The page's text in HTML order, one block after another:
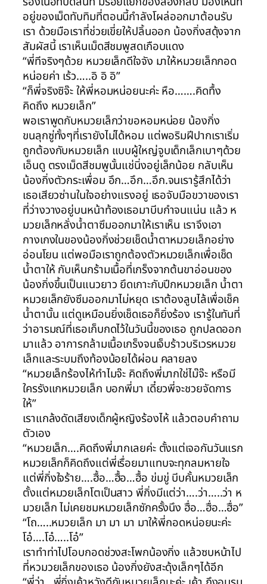
อยู่ของเม็ดทับทิมที่ตอนนี้กำลังโผล่ออกมาต้อนรับ
เรา ด้วยมือเราที่ช่วยเขี่ยให้ปลิ้นออก น้องกิ่งสดุ้งจาก
สัมผัสนี้ เราเห็นเม็ดสีชมพูสดเกือบแดง
“พี่ทีจริงๆด้วย หมวยเล็กดีใจจัง มาให้หมวยเล็กกอด
หน่อยค่า เร้ว…..อิ อิ อิ”
“ก็พี่จริงซิจ๊ะ ให้พี่หอมหน่อยนะค่ะ หือ…….คิดทื้ง
คิดถึง หมวยเล็ก”
พอเราพูดกับหมวยเล็กว่าขอหอมหน่อย น้องกิ่ง
ขนลุกซู่ทั้งๆที่เรายังไม่ได้หอม แต่พอริมฝีปากเราเริ่ม
ถูกต้องกับหมวยเล็ก แบบผู้ใหญ่จูบเด็กเล็กเบาๆด้วย
เอ็นดู ตรงเม็ดสีชมพูนั้นแช่นิ่งอยู่เล็กน้อย กลับเห็น
น้องกิ่งตัวกระเพื่อม อึก…อึก…อึก.จนเรารู้สึกได้ว่า
เธอเสียวซ่านในใจอย่างแรงอยู่ เธอจับมือขวาของเรา
ที่ว่างวางอยู่บนหน้าท้องเธอมาบีบกำจนแน่น แล้ว ห
มวยเล็กหลั่งน้ำตาซึมออกมาให้เราเห็น เราจึงเอา
กางเกงในของน้องกิ่งช่วยเช็ดน้ำตาหมวยเล็กอย่าง
อ่อนโยน แต่พอมือเราถูกต้องตัวหมวยเล็กเพื่อเช็ด
น้ำตาให้ กับเห็นกร้ามเนื้อที่เกร็งจากต้นขาอ่อนของ
น้องกิ่งขึ้นเป็นแนวยาว ยึดเกาะกับปีกหมวยเล็ก น้ำตา
หมวยเล็กยังซึมออกมาไม่หยุด เราต้องลูบไล้เพื่อเช็ค
น้ำตานั้น แต่ดูเหมือนยิ่งเช็ดเธอก็ยิ่งร้อง เรารู้ในทันที่
ว่าอารมณ์ที่เธอเก็บกดไว้ในวันนี้ของเธอ ถูกปลดออก
มาแล้ว อาการกล้ามเนื้อเกร็งจนเจ็บร้าวบริเวรหมวย
เล็กและระบมถึงท้องน้อยได้ผ่อน คลายลง
“หมวยเล็กร้องไห้ทำไมจ๊ะ คิดถึงพี่มากใช่ไม๊จ๊ะ หรือมี
ใครรังแกหมวยเล็ก บอกพี่มา เดี๋ยวพี่จะชวยจัดการ
ให้”
เราแกล้งดัดเสียงเด็กผู้หญิงร้องไห้ แล้วตอบคำถาม
ตัวเอง
“หมวยเล็ก….คิดถึงพี่มากเลยค่ะ ตั้งแต่เจอกันวันแรก
หมวยเล็กก็คิดถึงแต่พี่เรื่อยมาแทบจะทุกลมหายใจ
แต่พี่กิ่งใจร้าย….ฮื้อ…ฮื้อ…ฮื้อ ข่มขู่ บีบคั้นหมวยเล็ก
ตั้งแต่หมวยเล็กโตเป็นสาว พี่กิ่งมีแต่ว่า….ว่า…..ว่า ห
มวยเล็ก ไม่เคยชมหมวยเล็กซักครั้งนึง ฮื่อ…ฮื่อ…ฮื่อ”
“โถ…..หมวยเล็ก มา มา มา มาให้พี่กอดหน่อยนะค่ะ
โอ๋….โอ๋…..โอ๋”
เราทำท่าไปโอบกอดช่วงสะโพกน้องกิ่ง แล้วซบหน้าไป
ที่หวมวยเล็กของเธอ น้องกิ่งยังสะดุ้งเล็กๆได้อีก